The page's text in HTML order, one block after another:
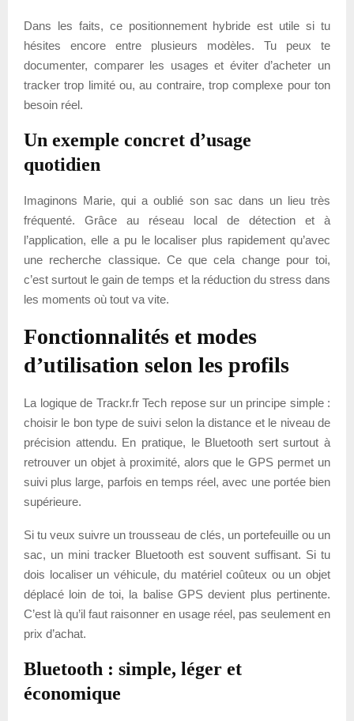
Dans les faits, ce positionnement hybride est utile si tu
hésites encore entre plusieurs modèles. Tu peux te
documenter, comparer les usages et éviter d’acheter un
tracker trop limité ou, au contraire, trop complexe pour ton
besoin réel.
Un exemple concret d’usage
quotidien
Imaginons Marie, qui a oublié son sac dans un lieu très
fréquenté. Grâce au réseau local de détection et à
l’application, elle a pu le localiser plus rapidement qu’avec
une recherche classique. Ce que cela change pour toi,
c’est surtout le gain de temps et la réduction du stress dans
les moments où tout va vite.
Fonctionnalités et modes
d’utilisation selon les profils
La logique de Trackr.fr Tech repose sur un principe simple :
choisir le bon type de suivi selon la distance et le niveau de
précision attendu. En pratique, le Bluetooth sert surtout à
retrouver un objet à proximité, alors que le GPS permet un
suivi plus large, parfois en temps réel, avec une portée bien
supérieure.
Si tu veux suivre un trousseau de clés, un portefeuille ou un
sac, un mini tracker Bluetooth est souvent suffisant. Si tu
dois localiser un véhicule, du matériel coûteux ou un objet
déplacé loin de toi, la balise GPS devient plus pertinente.
C’est là qu’il faut raisonner en usage réel, pas seulement en
prix d’achat.
Bluetooth : simple, léger et
économique